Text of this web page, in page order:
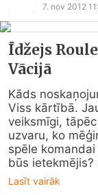
7. nov 2012
Īdžejs
Vācijā
Kāds
Viss kārtībā.
veiksmīgi,
uzvaru, ko
spēle
būs ietekmējis?
Lasīt vairāk